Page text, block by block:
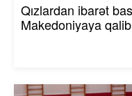
Qızlardan ibarət
Makedoniyaya